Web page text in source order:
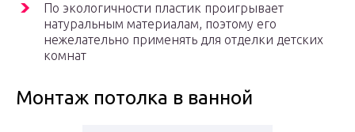
По экологичности пластик проигрывает
натуральным материалам, поэтому его
нежелательно применять для отделки детских
комнат
Монтаж потолка в ванной